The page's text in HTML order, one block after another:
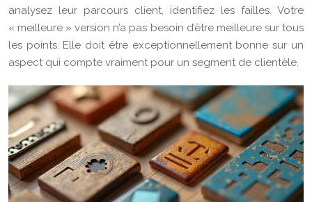
analysez leur parcours client, identifiez les failles. Votre
« meilleure » version n’a pas besoin d’être meilleure sur tous
les points. Elle doit être exceptionnellement bonne sur un
aspect qui compte vraiment pour un segment de clientèle.